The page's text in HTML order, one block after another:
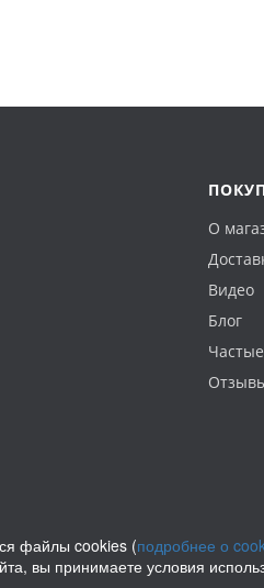
О
Видео
Блог
файлы cookies (подробнее о
вы принимаете условия